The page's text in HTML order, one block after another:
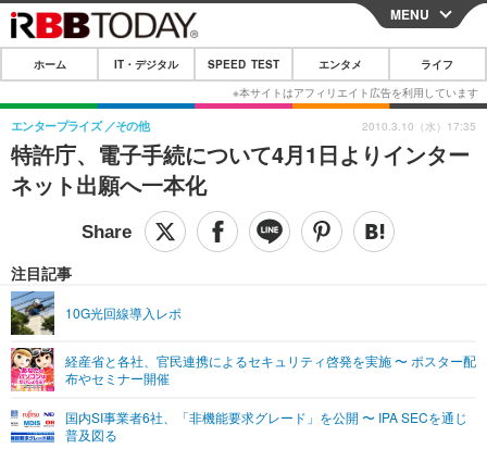
CLOSE
ホーム
IT・デジタル
IT・デジタルTOP スマートフォン
ネタ
ショッピング その他
SPEED TEST
エンタメTOP 映画・ドラマ
グラビア
ショッピング その他
ライフTOP
その他
リリース一覧
プッシュ通知の停止方法
MENU
ホーム IT・デジタル SPEED TEST エンタメ ライフ
特許庁、電子手続について4月1日よりインター
ネット出願へ一本化
エンタープライズ その他
注目記事
10G光回線導入レポ
経産省と各社、官民連携によるセキュリティ啓発を実施 〜 ポスター配
布やセミナー開催
国内SI事業者6社、「非機能要求グレード」を公開 〜 IPA SECを通じ
普及図る
2010.3.10（水）17:35